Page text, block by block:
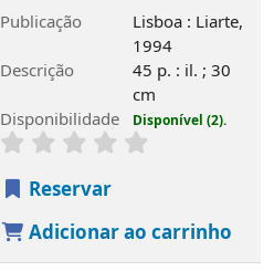
Publicação
Lisboa : Liarte,
1994
Descrição
45 p. : il. ; 30
cm
Disponibilidade
Disponível (2).
Reservar
Adicionar ao carrinho